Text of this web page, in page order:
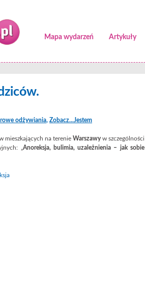
Mapa wydarzeń Artykuły
odżywiania, Zobacz...Jestem
mieszkających na terenie Warszawyw szczególności
„Anoreksja, bulimia, uzależnienia – jak sobie